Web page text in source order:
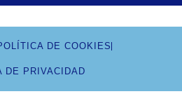
DE COOKIES
DE PRIVACIDAD